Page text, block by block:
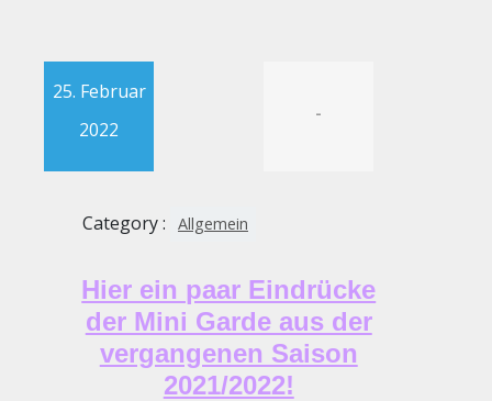
25. Februar
2022
-
Category : Allgemein
Hier ein paar Eindrücke
der Mini Garde aus der
vergangenen Saison
2021/2022!